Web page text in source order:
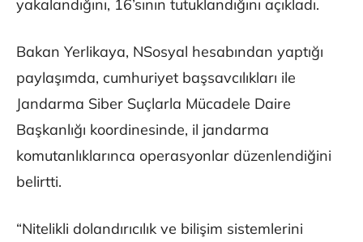
yakalandığını, 16’sının tutuklandığını açıkladı.
Bakan Yerlikaya, NSosyal hesabından yaptığı
paylaşımda, cumhuriyet başsavcılıkları ile
Jandarma Siber Suçlarla Mücadele Daire
Başkanlığı koordinesinde, il jandarma
komutanlıklarınca operasyonlar düzenlendiğini
belirtti.
“Nitelikli dolandırıcılık ve bilişim sistemlerini